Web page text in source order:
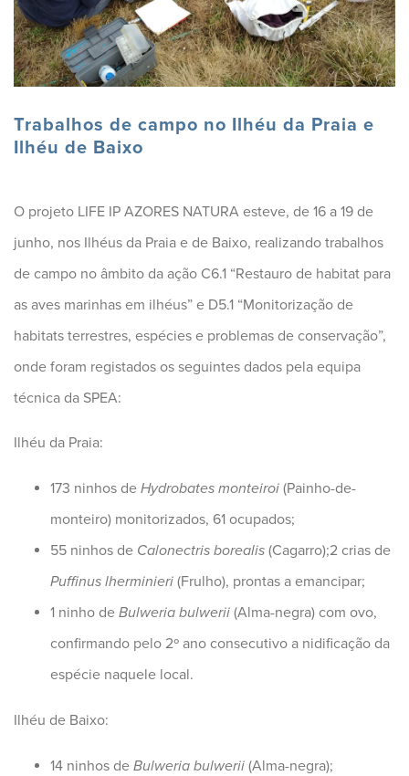
Trabalhos de campo no Ilhéu da Praia e
Ilhéu de Baixo
O projeto LIFE IP AZORES NATURA esteve, de 16 a 19 de
junho, nos Ilhéus da Praia e de Baixo, realizando trabalhos
de campo no âmbito da ação C6.1 “Restauro de habitat para
as aves marinhas em ilhéus” e D5.1 “Monitorização de
habitats terrestres, espécies e problemas de conservação”,
onde foram registados os seguintes dados pela equipa
técnica da SPEA:
Ilhéu da Praia:
173 ninhos de Hydrobates monteiroi (Painho-de-
monteiro) monitorizados, 61 ocupados;
55 ninhos de Calonectris borealis (Cagarro);2 crias de
Puffinus lherminieri (Frulho), prontas a emancipar;
1 ninho de Bulweria bulwerii (Alma-negra) com ovo,
confirmando pelo 2º ano consecutivo a nidificação da
espécie naquele local.
Ilhéu de Baixo:
14 ninhos de Bulweria bulwerii (Alma-negra);